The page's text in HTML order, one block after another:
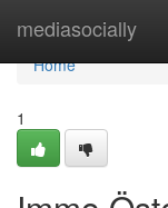
mediasocially
Home
Home
1